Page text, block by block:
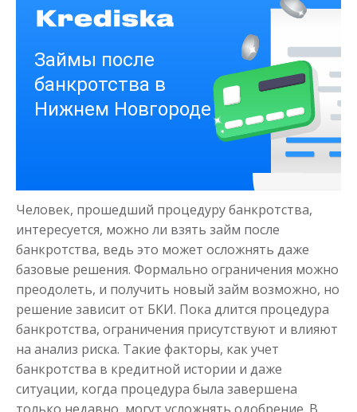
Получить
Сумма до 50 000
Срок
Получить
Человек, прошедший процедуру банкротства,
интересуется, можно ли взять займ после
банкротства, ведь это может осложнять даже
базовые решения. Формально ограничения можно
преодолеть, и получить новый займ возможно, но
решение зависит от БКИ. Пока длится процедура
банкротства, ограничения присутствуют и влияют
на анализ риска. Такие факторы, как учет
банкротства в кредитной истории и даже
ситуации, когда процедура была завершена